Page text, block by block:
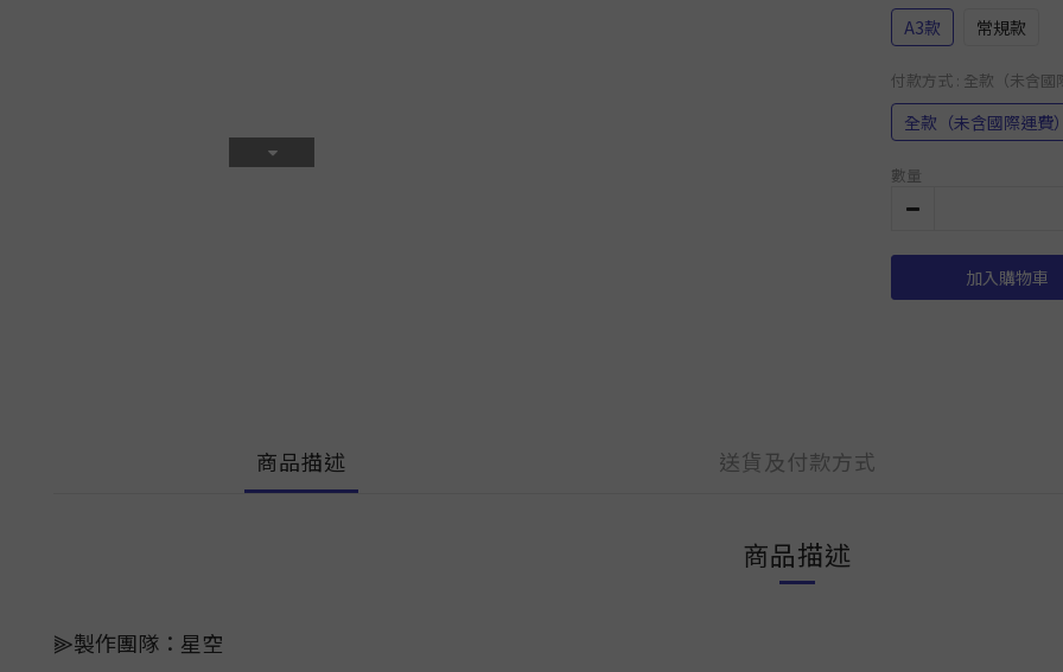
A3款 常規款
付款方式 : 全款（未含國
全款（未含國際運費
數量
加入購物車
商品描述 送貨及付款方式
商品描述
⫸製作團隊：星空